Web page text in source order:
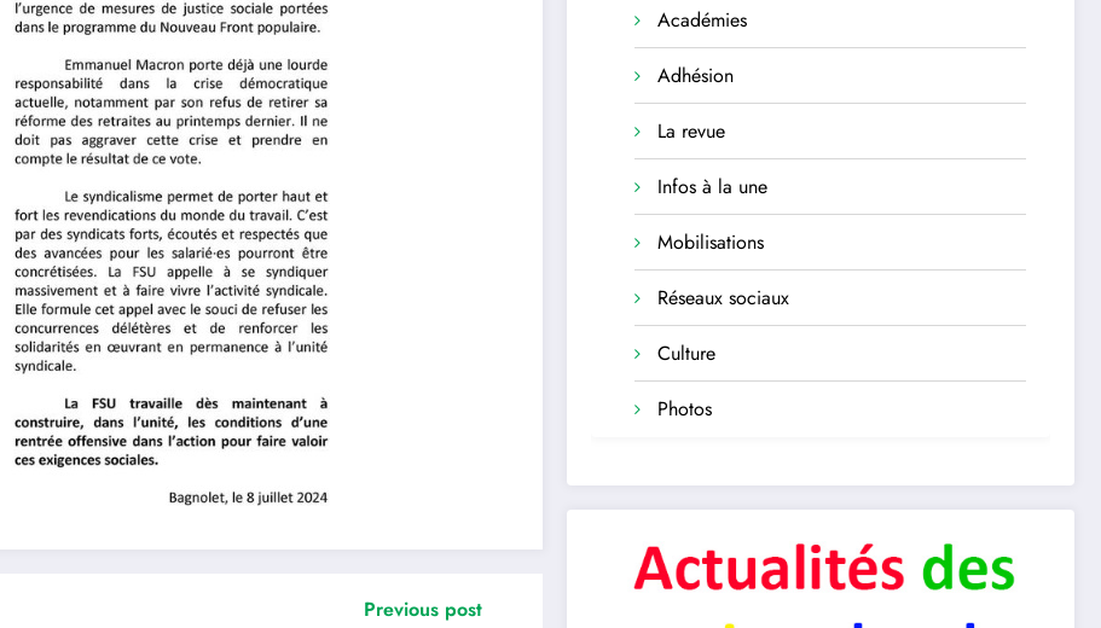
Previous post
Académies
Adhésion
La revue
Infos à la une
Mobilisations
Réseaux sociaux
Culture
Photos